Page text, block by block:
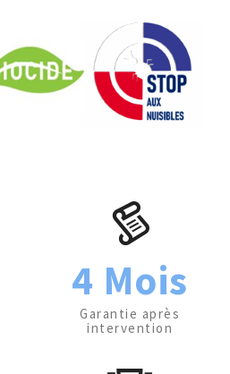
4 Mois
Garantie après
intervention